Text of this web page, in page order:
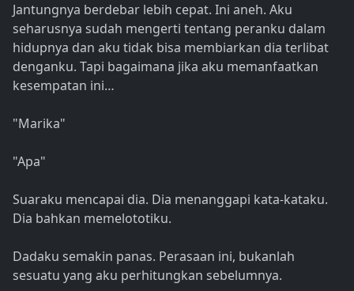
Jantungnya berdebar lebih cepat. Ini aneh. Aku
seharusnya sudah mengerti tentang peranku dalam
hidupnya dan aku tidak bisa membiarkan dia terlibat
denganku. Tapi bagaimana jika aku memanfaatkan
kesempatan ini…
"Marika"
"Apa"
Suaraku mencapai dia. Dia menanggapi kata-kataku.
Dia bahkan memelototiku.
Dadaku semakin panas. Perasaan ini, bukanlah
sesuatu yang aku perhitungkan sebelumnya.